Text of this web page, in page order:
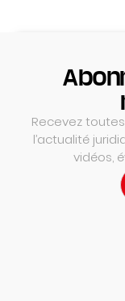
Recevez
l’actualité
vidéos,